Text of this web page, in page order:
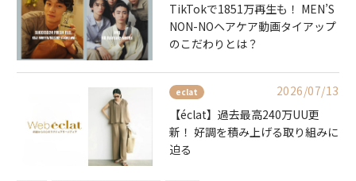
TikTokで1851万再生も！ MEN’S
NON-NOヘアケア動画タイアップ
のこだわりとは？
eclat
2026/07/13
【éclat】過去最高240万UU更
新！ 好調を積み上げる取り組みに
迫る